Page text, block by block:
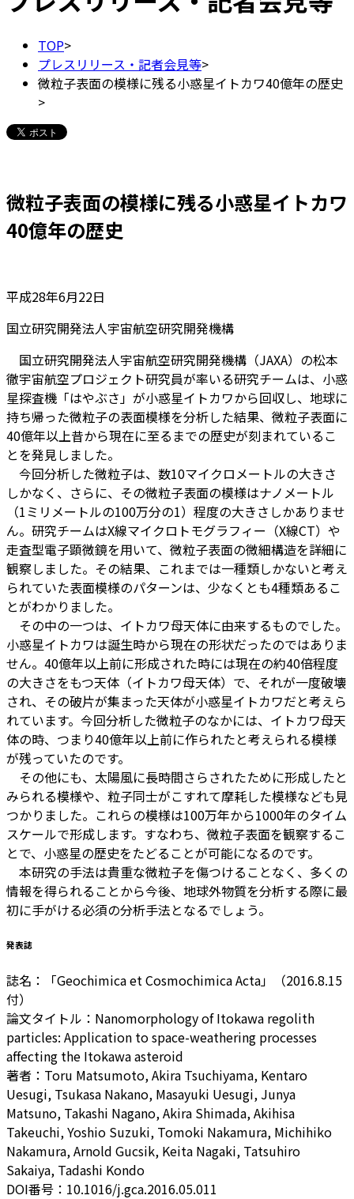
TOP>
プレスリリース・記者会見等>
微粒子表面の模様に残る小惑星イトカワ40億年の歴史
>
微粒子表面の模様に残る小惑星イトカワ
40億年の歴史
平成28年6月22日
国立研究開発法人宇宙航空研究開発機構
国立研究開発法人宇宙航空研究開発機構（JAXA）の松本
徹宇宙航空プロジェクト研究員が率いる研究チームは、小惑
星探査機「はやぶさ」が小惑星イトカワから回収し、地球に
持ち帰った微粒子の表面模様を分析した結果、微粒子表面に
40億年以上昔から現在に至るまでの歴史が刻まれているこ
とを発見しました。
今回分析した微粒子は、数10マイクロメートルの大きさ
しかなく、さらに、その微粒子表面の模様はナノメートル
（1ミリメートルの100万分の1）程度の大きさしかありませ
ん。研究チームはX線マイクロトモグラフィー（X線CT）や
走査型電子顕微鏡を用いて、微粒子表面の微細構造を詳細に
観察しました。その結果、これまでは一種類しかないと考え
られていた表面模様のパターンは、少なくとも4種類あるこ
とがわかりました。
その中の一つは、イトカワ母天体に由来するものでした。
小惑星イトカワは誕生時から現在の形状だったのではありま
せん。40億年以上前に形成された時には現在の約40倍程度
の大きさをもつ天体（イトカワ母天体）で、それが一度破壊
され、その破片が集まった天体が小惑星イトカワだと考えら
れています。今回分析した微粒子のなかには、イトカワ母天
体の時、つまり40億年以上前に作られたと考えられる模様
が残っていたのです。
その他にも、太陽風に長時間さらされたために形成したと
みられる模様や、粒子同士がこすれて摩耗した模様なども見
つかりました。これらの模様は100万年から1000年のタイム
スケールで形成します。すなわち、微粒子表面を観察するこ
とで、小惑星の歴史をたどることが可能になるのです。
本研究の手法は貴重な微粒子を傷つけることなく、多くの
情報を得られることから今後、地球外物質を分析する際に最
初に手がける必須の分析手法となるでしょう。
発表誌
誌名：「Geochimica et Cosmochimica Acta」（2016.8.15
付）
論文タイトル：Nanomorphology of Itokawa regolith
particles: Application to space-weathering processes
affecting the Itokawa asteroid
著者：Toru Matsumoto, Akira Tsuchiyama, Kentaro
Uesugi, Tsukasa Nakano, Masayuki Uesugi, Junya
Matsuno, Takashi Nagano, Akira Shimada, Akihisa
Takeuchi, Yoshio Suzuki, Tomoki Nakamura, Michihiko
Nakamura, Arnold Gucsik, Keita Nagaki, Tatsuhiro
Sakaiya, Tadashi Kondo
DOI番号：10.1016/j.gca.2016.05.011